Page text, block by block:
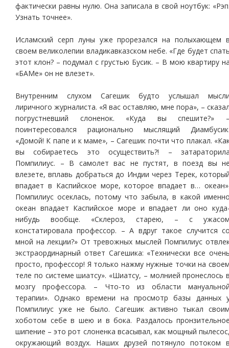
фактически равны нулю. Она записала в свой ноутбук:
Узнать точнее».
Исламский серп луны уже прорезался на полыхающем
своем великолепии владикавказском небе. «Где будет
этот клон? – подумал с грустью Бусик. – В мою квартиру
«БАМе» он не влезет».
Внутренним слухом Сагешик будто услышал
лиричного журналиста. «Я вас оставляю, мне пора», –
погрустневший слоненок. «Куда вы спешите?»
поинтересовался рационально мыслящий
«Домой! К папе и к маме», – Сагешик почти что плакал.
вы собираетесь это осуществить?! –
Помпилиус. – В самолет вас не пустят, в поезд вы
влезете, вплавь добраться до Индии через Терек,
впадает в Каспийское море, которое впадает в…
Помпилиус осеклась, потому что забыла, в какой
океан впадает Каспийское море и впадает ли оно
нибудь вообще. «Склероз, старею, – с
констатировала профессор. – А вдруг такое случится
мной на лекции?» От тревожных мыслей Помпилиус
экстраординарный ответ Сагешика: «Технически все
просто, профессор! Я только нажму нужные точки на
теле по системе шиатсу». «Шиатсу, – молнией пронеслось
мозгу профессора. – Что-то из области
терапии». Однако времени на просмотр базы данных
Помпилиус уже не было. Сагешик активно тыкал
хоботом себе в шею и в бока. Раздалось
шипение – это рот слоненка всасывал, как мощный
окружающий воздух. Наших друзей потянуло потоком